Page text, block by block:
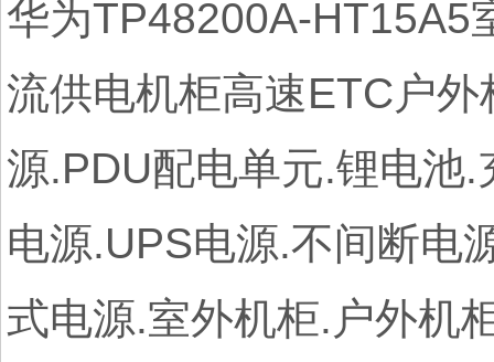
华为TP48200A-HT15A5
流供电机柜高速ETC户
源.PDU配电单元.锂电池
电源.UPS电源.不间断电
式电源.室外机柜.户外机